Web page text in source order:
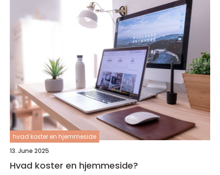
hvad koster en hjemmeside
13. June 2025
Hvad koster en hjemmeside?